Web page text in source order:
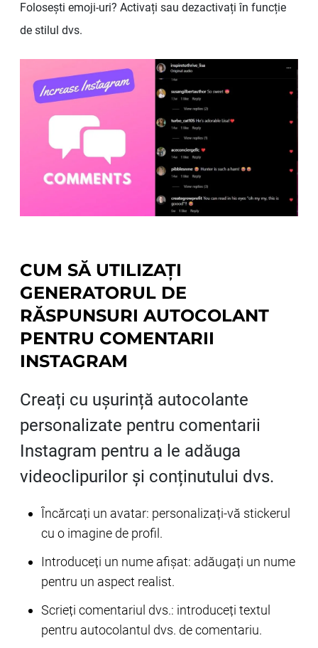
Folosești emoji-uri? Activați sau dezactivați în funcție
de stilul dvs.
CUM SĂ UTILIZAȚI
GENERATORUL DE
RĂSPUNSURI AUTOCOLANT
PENTRU COMENTARII
INSTAGRAM
Creați cu ușurință autocolante
personalizate pentru comentarii
Instagram pentru a le adăuga
videoclipurilor și conținutului dvs.
Încărcați un avatar: personalizați-vă stickerul
cu o imagine de profil.
Introduceți un nume afișat: adăugați un nume
pentru un aspect realist.
Scrieți comentariul dvs.: introduceți textul
pentru autocolantul dvs. de comentariu.